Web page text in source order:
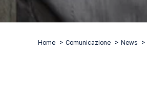
Home Comunicazione News